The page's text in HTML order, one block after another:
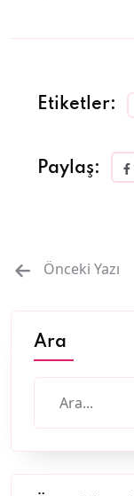
Etiketler:
Paylaş:
Önceki Yazı
Ara